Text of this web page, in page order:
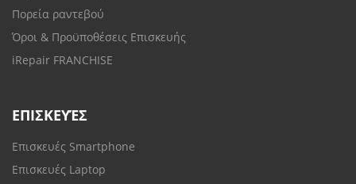
Πορεία ραντεβού
Όροι & Προϋποθέσεις Επισκευής
iRepair FRANCHISE
ΕΠΙΣΚΕΥΈΣ
Επισκευές Smartphone
Επισκευές Laptop